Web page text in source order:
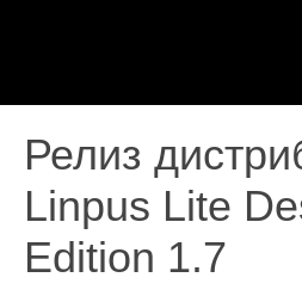
Релиз
Linpus Lite
Edition 1.7